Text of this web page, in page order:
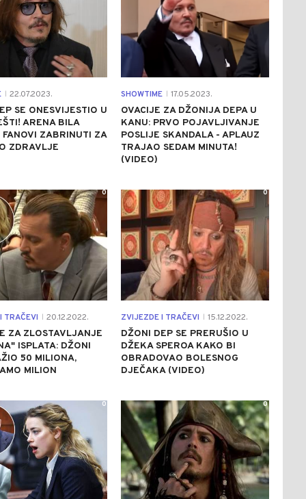
22.07.2023.
SE ONESVIJESTIO U
ARENA BILA
FANOVI ZABRINUTI ZA
ZDRAVLJE
SHOWTIME 17.05.2023.
OVACIJE ZA DŽONIJA DEPA U
KANU: PRVO POJAVLJIVANJE
POSLIJE SKANDALA - APLAUZ
TRAJAO SEDAM MINUTA!
(VIDEO)
TRAČEVI 20.12.2022.
ZA ZLOSTAVLJANJE
ISPLATA: DŽONI
50 MILIONA,
MILION
0
ZVIJEZDE I TRAČEVI 15.12.2022.
DŽONI DEP SE PRERUŠIO U
DŽEKA SPEROA KAKO BI
OBRADOVAO BOLESNOG
DJEČAKA (VIDEO)
0
0 0